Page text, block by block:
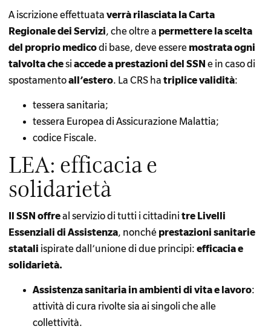
A iscrizione effettuata verrà rilasciata la Carta
Regionale dei Servizi, che oltre a permettere la scelta
del proprio medicodi base, deve essere mostrata ogni
talvolta chesi accede a prestazioni del SSN e in caso di
spostamentoall’estero. La CRS ha triplice validità:
tessera sanitaria;
tessera Europea di Assicurazione Malattia;
codice Fiscale.
LEA: efficacia e
solidarietà
Il SSN offreal servizio di tutti i cittadini tre Livelli
Essenziali di Assistenza, nonché prestazioni sanitarie
statali ispirate dall’unione di due principi: efficacia e
solidarietà.
Assistenza sanitaria in ambienti di vita e lavoro:
attività di cura rivolte sia ai singoli che alle
collettività.